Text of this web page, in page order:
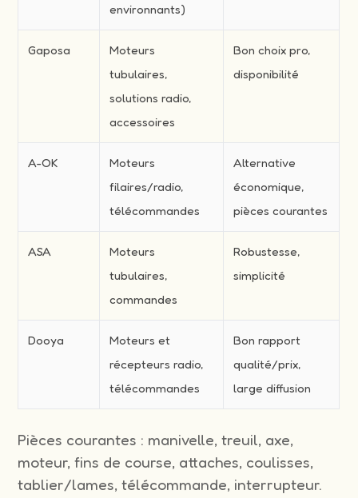
environnants)
Gaposa
Moteurs
tubulaires,
solutions radio,
accessoires
Bon choix pro,
disponibilité
A-OK
Moteurs
filaires/radio,
télécommandes
Alternative
économique,
pièces courantes
ASA
Moteurs
tubulaires,
commandes
Robustesse,
simplicité
Dooya
Moteurs et
récepteurs radio,
télécommandes
Bon rapport
qualité/prix,
large diffusion
Pièces courantes : manivelle, treuil, axe,
moteur, fins de course, attaches, coulisses,
tablier/lames, télécommande, interrupteur.